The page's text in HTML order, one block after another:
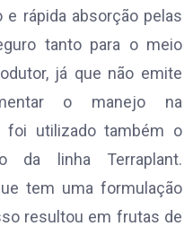
rápida absorção pelas
tanto para o meio
já que não emite
o manejo na
foi utilizado também o
da linha Terraplant.
tem uma formulação
resultou em frutas de